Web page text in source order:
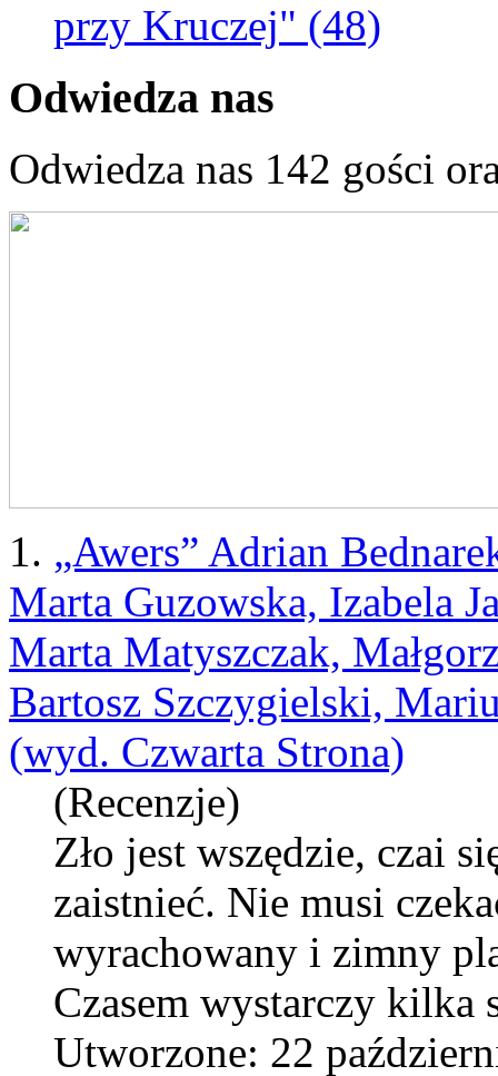
przy Kruczej" (48)
Odwiedza nas
Odwiedza nas 142 gości
1. „Awers” Adrian
Marta Guzowska, Izabela
Marta Matyszczak,
Bartosz Szczygielski,
(wyd. Czwarta Strona)
(Recenzje)
Zło jest wszędzie, czai
zaistnieć. Nie musi
wyrachowany i zimny
Czasem wystarczy kilka
Utworzone: 22